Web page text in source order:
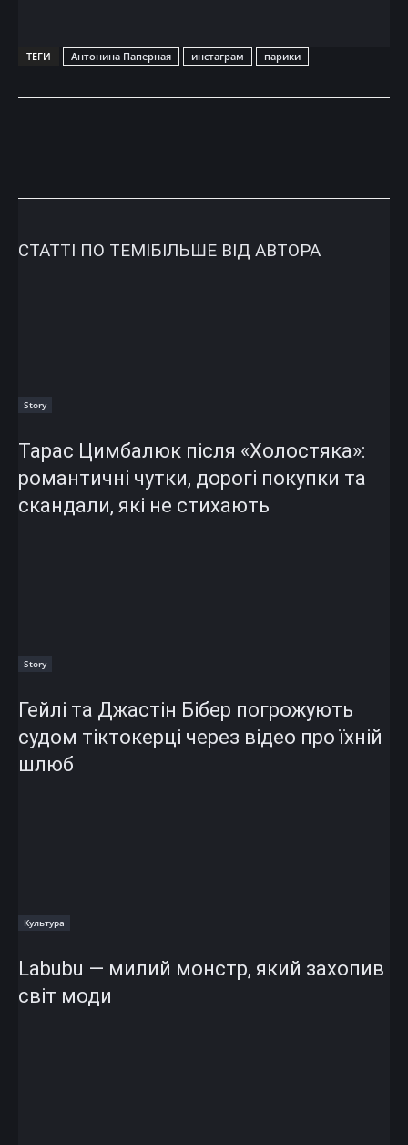
ТЕГИ Антонина Паперная инстаграм парики
СТАТТІ ПО ТЕМІБІЛЬШЕ ВІД АВТОРА
Story
Тарас Цимбалюк після «Холостяка»:
романтичні чутки, дорогі покупки та
скандали, які не стихають
Story
Гейлі та Джастін Бібер погрожують
судом тіктокерці через відео про їхній
шлюб
Культура
Labubu — милий монстр, який захопив
світ моди